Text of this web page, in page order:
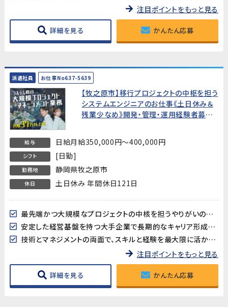
注目ポイントをもっと見る
詳細を見る かんたん応募
派遣社員 お仕事No637-5639
【牧之原市】移行プロジェクトの中枢を担う
システムエンジニアのお仕事《土日休み＆
残業少なめ》開発・管理・運用経験者募集
給与 日給月給350,000円～400,000円
シフト [日勤]
勤務地 静岡県牧之原市
休日 土日休み 年間休日121日
最先端かつ大規模なプロジェクトの中核を担うやりがいのあるポジション！
安定した経営基盤を持つ大手企業で長期的なキャリア形成が可能！
技術とマネジメントの両面で、スキルと経験を最大限に活かせます！
注目ポイントをもっと見る
詳細を見る かんたん応募